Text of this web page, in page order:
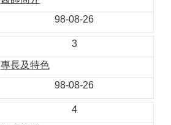
98-08-26
3
專長及特色
98-08-26
4